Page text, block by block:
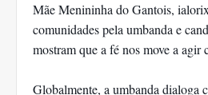
Mãe Menininha do Gantois,
comunidades pela umbanda e
mostram que a fé nos move a agir
Globalmente, a umbanda dialoga